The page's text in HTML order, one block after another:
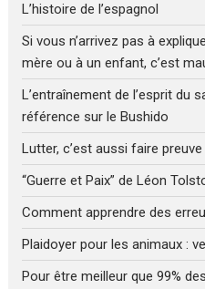
L’histoire de l’espagnol
Si vous n’arrivez pas à
mère ou à un enfant, c’est
L’entraînement de l’esprit du
référence sur le Bushido
Lutter, c’est aussi faire preuve
“Guerre et Paix” de Léon
Comment apprendre des
Plaidoyer pour les animaux :
Pour être meilleur que 99%